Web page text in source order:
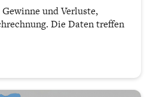
und Verluste,
Die Daten treffen